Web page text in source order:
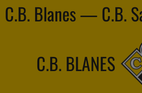
C.B. Blanes — C.B.
C.B. BLANES